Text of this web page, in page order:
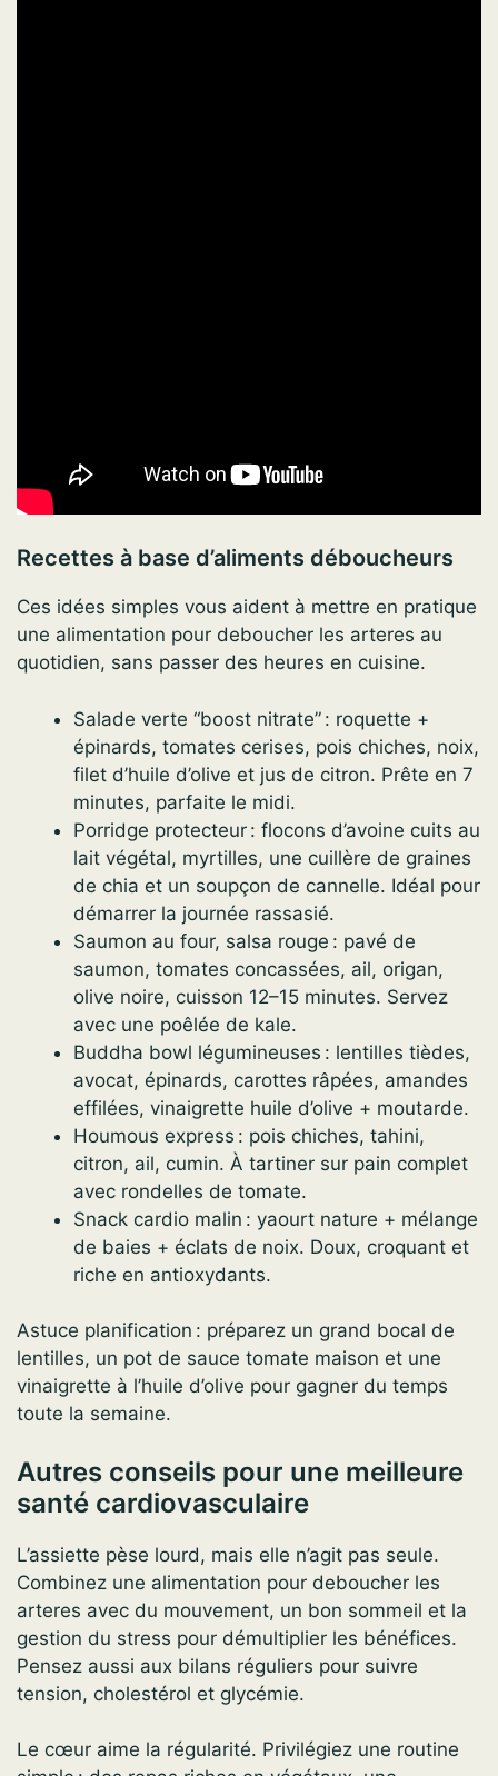
Recettes à base d’aliments déboucheurs
Ces idées simples vous aident à mettre en pratique
une alimentation pour deboucher les arteres au
quotidien, sans passer des heures en cuisine.
Salade verte “boost nitrate” : roquette +
épinards, tomates cerises, pois chiches, noix,
filet d’huile d’olive et jus de citron. Prête en 7
minutes, parfaite le midi.
Porridge protecteur : flocons d’avoine cuits au
lait végétal, myrtilles, une cuillère de graines
de chia et un soupçon de cannelle. Idéal pour
démarrer la journée rassasié.
Saumon au four, salsa rouge : pavé de
saumon, tomates concassées, ail, origan,
olive noire, cuisson 12–15 minutes. Servez
avec une poêlée de kale.
Buddha bowl légumineuses : lentilles tièdes,
avocat, épinards, carottes râpées, amandes
effilées, vinaigrette huile d’olive + moutarde.
Houmous express : pois chiches, tahini,
citron, ail, cumin. À tartiner sur pain complet
avec rondelles de tomate.
Snack cardio malin : yaourt nature + mélange
de baies + éclats de noix. Doux, croquant et
riche en antioxydants.
Astuce planification : préparez un grand bocal de
lentilles, un pot de sauce tomate maison et une
vinaigrette à l’huile d’olive pour gagner du temps
toute la semaine.
Autres conseils pour une meilleure
santé cardiovasculaire
L’assiette pèse lourd, mais elle n’agit pas seule.
Combinez une alimentation pour deboucher les
arteres avec du mouvement, un bon sommeil et la
gestion du stress pour démultiplier les bénéfices.
Pensez aussi aux bilans réguliers pour suivre
tension, cholestérol et glycémie.
Le cœur aime la régularité. Privilégiez une routine